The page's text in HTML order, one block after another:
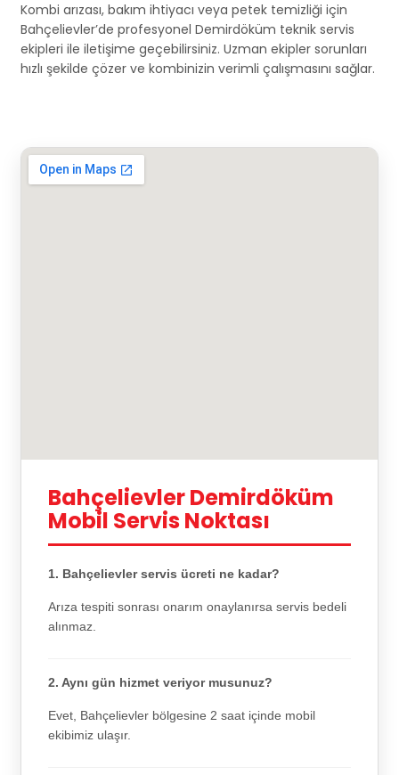
Kombi arızası, bakım ihtiyacı veya petek temizliği için
Bahçelievler’de profesyonel Demirdöküm teknik servis
ekipleri ile iletişime geçebilirsiniz. Uzman ekipler sorunları
hızlı şekilde çözer ve kombinizin verimli çalışmasını sağlar.
Bahçelievler Demirdöküm
Mobil Servis Noktası
1. Bahçelievler servis ücreti ne kadar?
Arıza tespiti sonrası onarım onaylanırsa servis bedeli
alınmaz.
2. Aynı gün hizmet veriyor musunuz?
Evet, Bahçelievler bölgesine 2 saat içinde mobil
ekibimiz ulaşır.